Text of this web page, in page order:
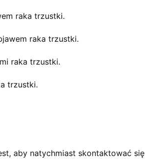
raka trzustki.
raka trzustki.
raka trzustki.
trzustki.
aby natychmiast skontaktować się